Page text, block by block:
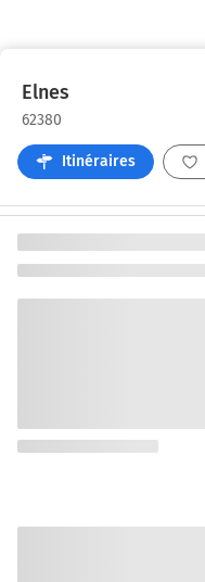
Elnes
62380
Itinéraires